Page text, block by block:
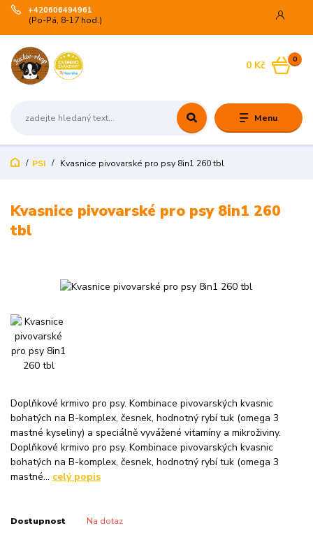
Menu
+420606494961
(Po-Pá, 8-17 hod.)
0
0 Kč
PSI Kvasnice pivovarské pro psy 8in1 260 tbl
Kvasnice pivovarské pro psy 8in1 260
tbl
Doplňkové krmivo pro psy. Kombinace pivovarských kvasnic
bohatých na B-komplex, česnek, hodnotný rybí tuk (omega 3
mastné kyseliny) a speciálně vyvážené vitamíny a mikroživiny.
Doplňkové krmivo pro psy. Kombinace pivovarských kvasnic
bohatých na B-komplex, česnek, hodnotný rybí tuk (omega 3
mastné... celý popis
Dostupnost Na dotaz